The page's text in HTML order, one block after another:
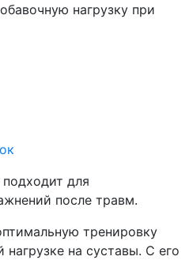
нагрузку при
для
после травм.
тренировку
на суставы. С его